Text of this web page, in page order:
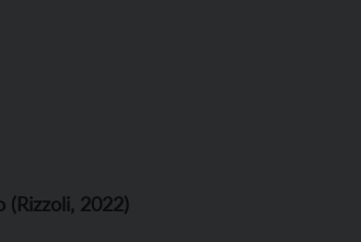
2022)